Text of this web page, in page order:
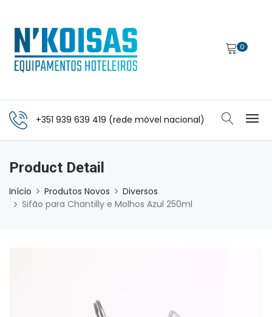
0
+351 939 639 419 (rede móvel nacional)
Product Detail
Início Produtos Novos
Diversos
Sifão para Chantilly e Molhos Azul 250ml